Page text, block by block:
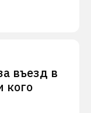
въезд в
кого